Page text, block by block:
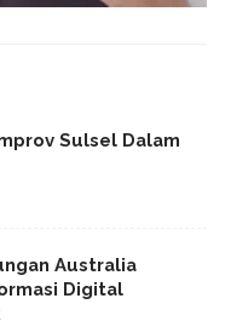
Sulsel Dalam
Australia
Digital